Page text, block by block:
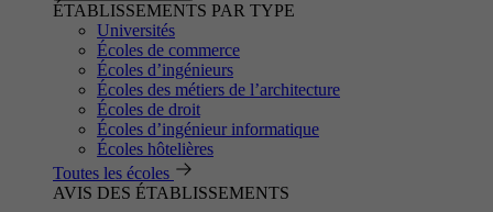
ÉTABLISSEMENTS PAR TYPE
Universités
Écoles de commerce
Écoles d’ingénieurs
Écoles des métiers de l’architecture
Écoles de droit
Écoles d’ingénieur informatique
Écoles hôtelières
Toutes les écoles
AVIS DES ÉTABLISSEMENTS